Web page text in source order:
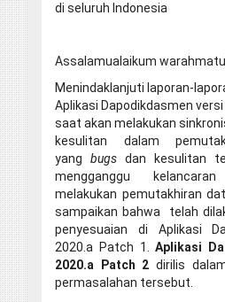
di seluruh Indonesia
Assalamualaikum
Menindaklanjuti laporan-
Aplikasi Dapodikdasmen
saat akan melakukan
kesulitan dalam
yang bugs dan kesulitan
mengganggu
melakukan pemutakhiran
sampaikan bahwa telah
penyesuaian di Aplikasi
2020.a Patch 1.Aplikasi
2020.a Patch 2 dirilis
permasalahan tersebut.